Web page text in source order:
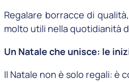
Regalare borracce di
molto utili nella quotidianità
Un Natale che unisce: le
Il Natale non è solo regali: è